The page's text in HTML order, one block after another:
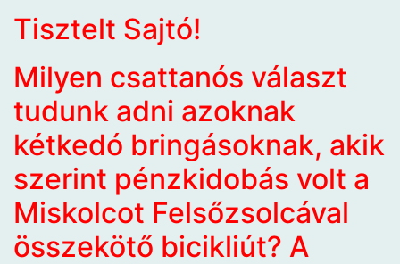
Tisztelt Sajtó!
Milyen csattanós választ
tudunk adni azoknak
kétkedó bringásoknak, akik
szerint pénzkidobás volt a
Miskolcot Felsőzsolcával
összekötő bicikliút? A